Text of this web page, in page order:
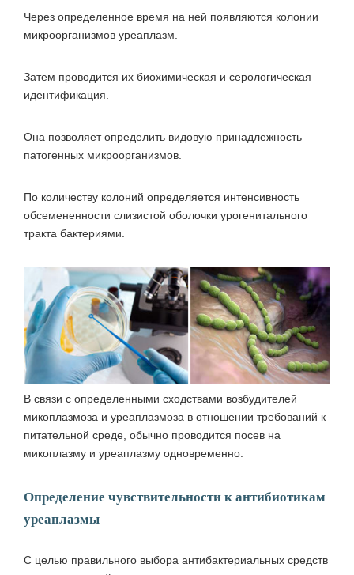
Через определенное время на ней появляются колонии
микроорганизмов уреаплазм.
Затем проводится их биохимическая и серологическая
идентификация.
Она позволяет определить видовую принадлежность
патогенных микроорганизмов.
По количеству колоний определяется интенсивность
обсемененности слизистой оболочки урогенитального
тракта бактериями.
В связи с определенными сходствами возбудителей
микоплазмоза и уреаплазмоза в отношении требований к
питательной среде, обычно проводится посев на
микоплазму и уреаплазму одновременно
Определение чувствительности к антибиотикам
уреаплазмы
С целью правильного выбора антибактериальных средств